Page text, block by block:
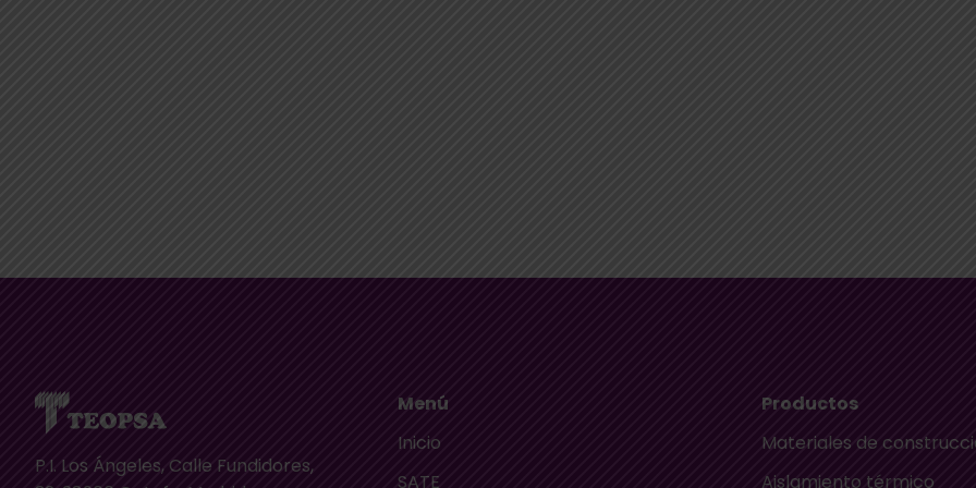
P.I. Los Ángeles, Calle Fundidores,
Menú
Inicio
SATE
Productos
Materiales de
Aislamiento térmico